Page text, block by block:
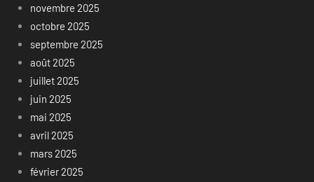
novembre 2025
octobre 2025
septembre 2025
août 2025
juillet 2025
juin 2025
mai 2025
avril 2025
mars 2025
février 2025